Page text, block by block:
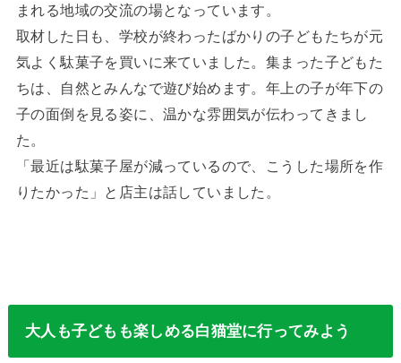
まれる地域の交流の場となっています。
取材した日も、学校が終わったばかりの子どもたちが元
気よく駄菓子を買いに来ていました。集まった子どもた
ちは、自然とみんなで遊び始めます。年上の子が年下の
子の面倒を見る姿に、温かな雰囲気が伝わってきまし
た。
「最近は駄菓子屋が減っているので、こうした場所を作
りたかった」と店主は話していました。
大人も子どもも楽しめる白猫堂に行ってみよう